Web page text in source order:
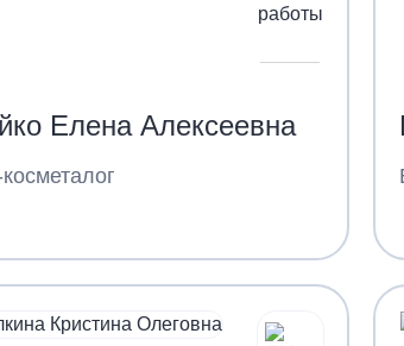
работы
Елена Алексеевна